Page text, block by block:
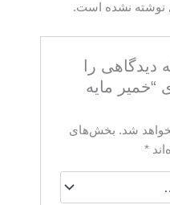
نوشته نشده است.
دیدگاهی را
“خمیر مایه
شد. بخش‌های
*